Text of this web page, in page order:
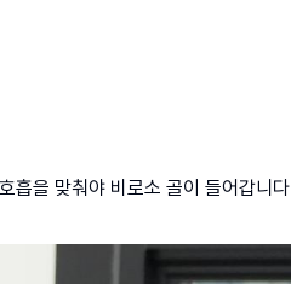
흡을 맞춰야 비로소 골이 들어갑니다